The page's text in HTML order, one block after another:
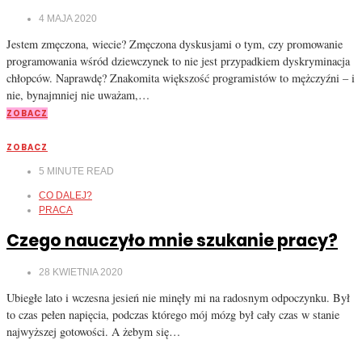
4 MAJA 2020
Jestem zmęczona, wiecie? Zmęczona dyskusjami o tym, czy promowanie
programowania wśród dziewczynek to nie jest przypadkiem dyskryminacja
chłopców. Naprawdę? Znakomita większość programistów to mężczyźni – i
nie, bynajmniej nie uważam,…
ZOBACZ
ZOBACZ
5 MINUTE READ
CO DALEJ?
PRACA
Czego nauczyło mnie szukanie pracy?
28 KWIETNIA 2020
Ubiegłe lato i wczesna jesień nie minęły mi na radosnym odpoczynku. Był
to czas pełen napięcia, podczas którego mój mózg był cały czas w stanie
najwyższej gotowości. A żebym się…